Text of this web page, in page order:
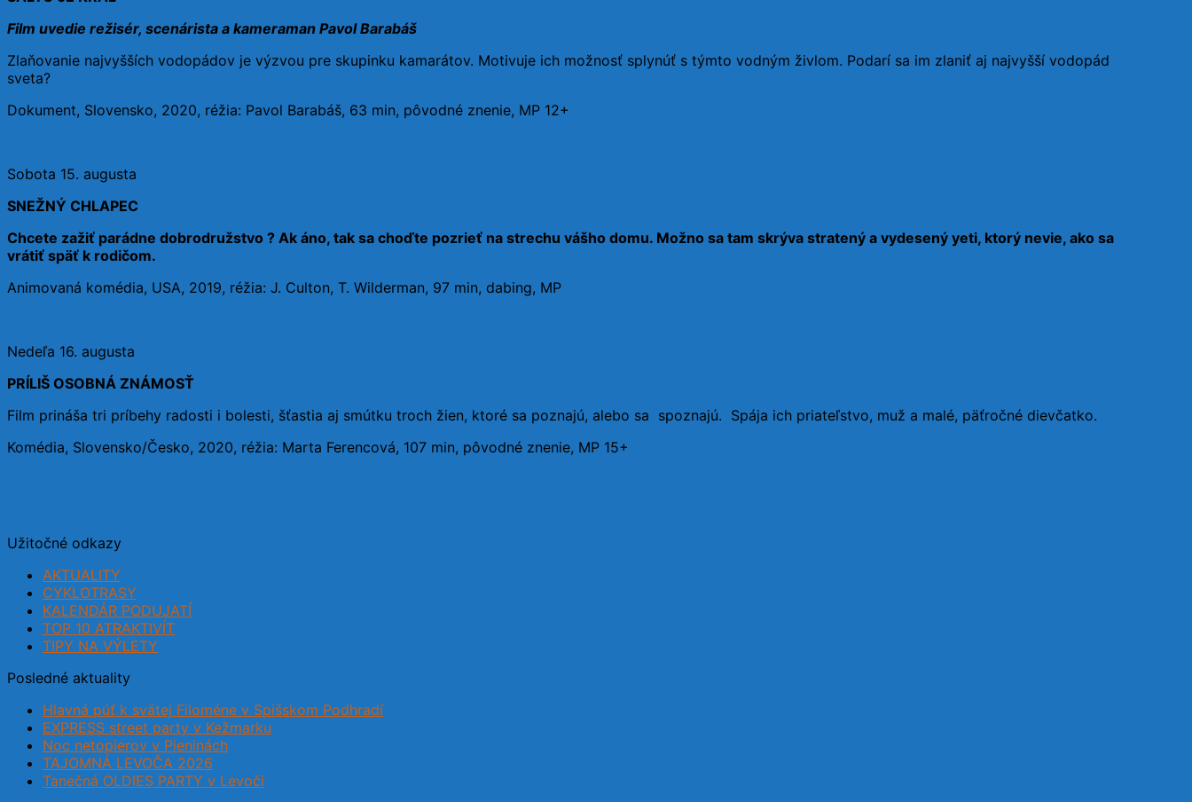
Film uvedie režisér, scenárista a kameraman Pavol Barabáš
Zlaňovanie najvyšších vodopádov je výzvou pre skupinku kamarátov. Motivuje ich možnosť splynúť s týmto vodným živlom. Podarí sa im zlaniť aj najvyšší vodopád
sveta?
Dokument, Slovensko, 2020, réžia: Pavol Barabáš, 63 min, pôvodné znenie, MP 12+
Sobota 15. augusta
SNEŽNÝ CHLAPEC
Chcete zažiť parádne dobrodružstvo ? Ak áno, tak sa choďte pozrieť na strechu vášho domu. Možno sa tam skrýva stratený a vydesený yeti, ktorý nevie, ako sa
vrátiť späť k rodičom.
Animovaná komédia, USA, 2019, réžia: J. Culton, T. Wilderman, 97 min, dabing, MP
Nedeľa 16. augusta
PRÍLIŠ OSOBNÁ ZNÁMOSŤ
Film prináša tri príbehy radosti i bolesti, šťastia aj smútku troch žien, ktoré sa poznajú, alebo sa spoznajú. Spája ich priateľstvo, muž a malé, päťročné dievčatko.
Komédia, Slovensko/Česko, 2020, réžia: Marta Ferencová, 107 min, pôvodné znenie, MP 15+
Užitočné odkazy
AKTUALITY
CYKLOTRASY
KALENDÁR PODUJATÍ
TOP 10 ATRAKTIVÍT
TIPY NA VÝLETY
Posledné aktuality
Hlavná púť k svätej Filoméne v Spišskom Podhradí
EXPRESS street party v Kežmarku
Noc netopierov v Pieninách
TAJOMNÁ LEVOČA 2026
Tanečná OLDIES PARTY v Levoči